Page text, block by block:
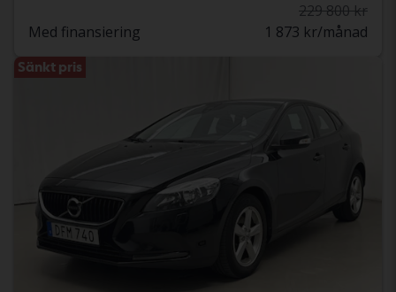
229 800 kr
Med finansiering
1 873 kr/månad
Sänkt pris